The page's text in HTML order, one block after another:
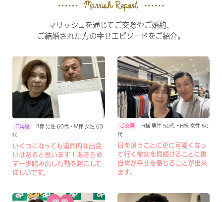
マリッシュを通じてご交際やご婚約、
ご結婚された方の幸せエピソードをご紹介。
B様 男性 60代・M様 女性 60
代
いくつになっても運命的な出会
いはあると思います！あきらめ
ず一歩踏み出し行動を起こして
ほしいです。
H様 男性 50代・H様 女性 50
代
日を追うごとに更に可愛くなっ
て行く彼女を見続けることに僕
自体が幸せを感じることが出来
ます。